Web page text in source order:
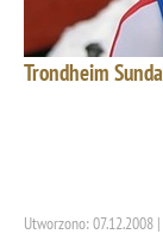
Trondheim
Utworzono: 07.12.2008